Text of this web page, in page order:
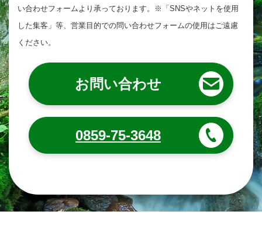
い合わせフォームより承っております。 ※「SNSやネットを使用
した集客」等、営業目的での問い合わせフォームの使用はご遠慮
ください。
お問い合わせ
0859-75-3648